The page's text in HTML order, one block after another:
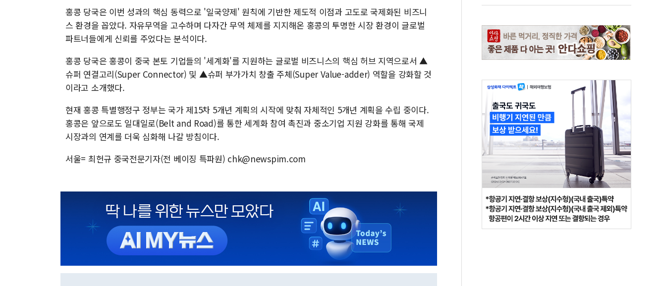
홍콩 당국은 이번 성과의 핵심 동력으로 '일국양제' 원칙에 기반한 제도적 이점과 고도로 국제화된 비즈니
스 환경을 꼽았다. 자유무역을 고수하며 다자간 무역 체제를 지지해온 홍콩의 투명한 시장 환경이 글로벌
파트너들에게 신뢰를 주었다는 분석이다.
홍콩 당국은 홍콩이 중국 본토 기업들의 '세계화'를 지원하는 글로벌 비즈니스의 핵심 허브 지역으로서 ▲
슈퍼 연결고리(Super Connector) 및 ▲슈퍼 부가가치 창출 주체(Super Value-adder) 역할을 강화할 것
이라고 소개했다.
현재 홍콩 특별행정구 정부는 국가 제15차 5개년 계획의 시작에 맞춰 자체적인 5개년 계획을 수립 중이다.
홍콩은 앞으로도 일대일로(Belt and Road)를 통한 세계화 참여 촉진과 중소기업 지원 강화를 통해 국제
시장과의 연계를 더욱 심화해 나갈 방침이다.
서울= 최헌규 중국전문기자(전 베이징 특파원) chk@newspim.com